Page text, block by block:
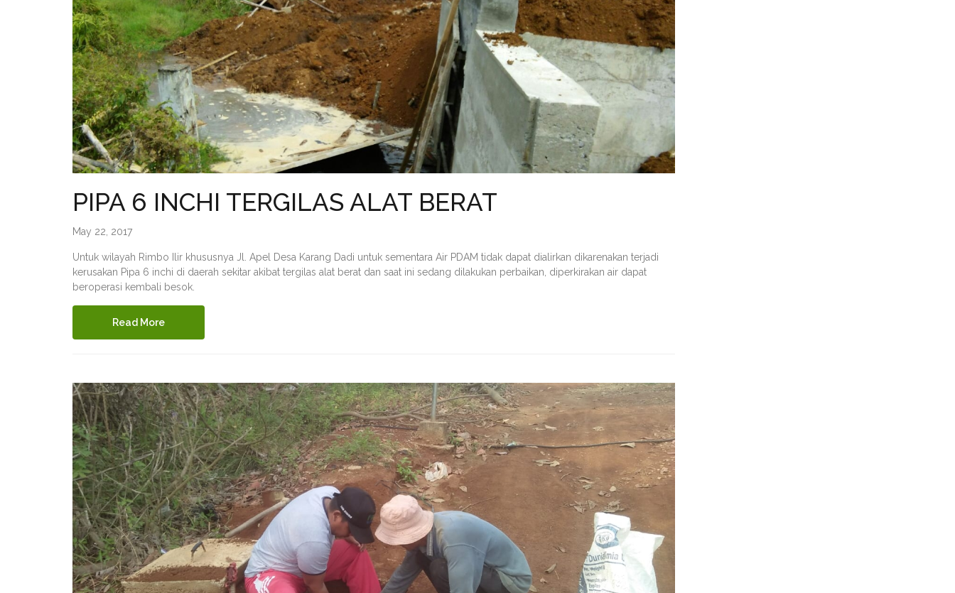
PIPA 6 INCHI TERGILAS ALAT BERAT
May 22, 2017
Untuk wilayah Rimbo Ilir khususnya Jl. Apel Desa Karang Dadi untuk sementara Air PDAM tidak dapat dialirkan dikarenakan terjadi
kerusakan Pipa 6 inchi di daerah sekitar akibat tergilas alat berat dan saat ini sedang dilakukan perbaikan, diperkirakan air dapat
beroperasi kembali besok.
Read More